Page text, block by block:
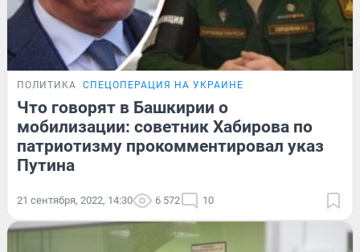
ПОЛИТИКА СПЕЦОПЕРАЦИЯ НА УКРАИНЕ
Что говорят в Башкирии о
мобилизации: советник Хабирова по
патриотизму прокомментировал указ
Путина
21 сентября, 2022, 14:30 6 572 10